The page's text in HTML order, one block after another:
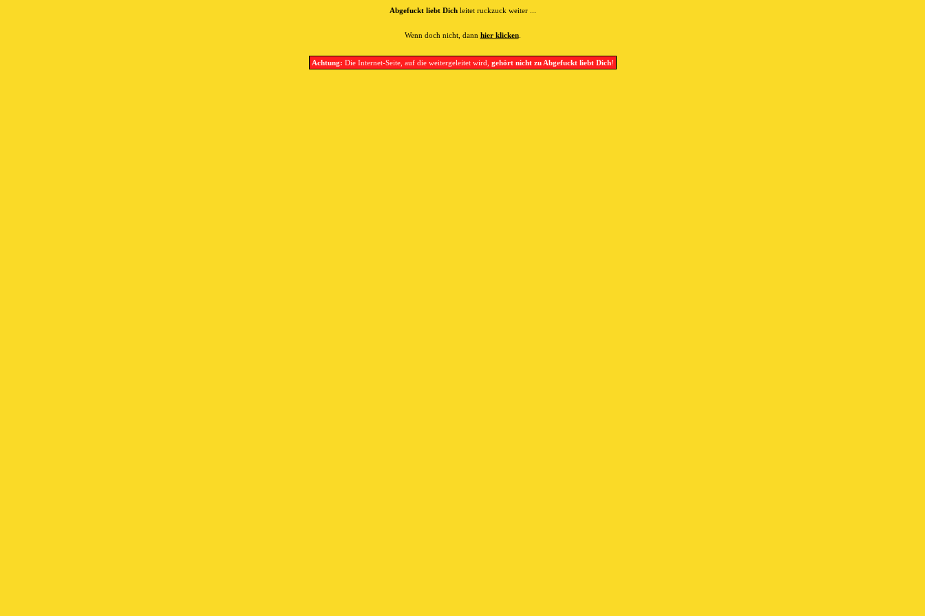
Abgefuckt liebt Dichleitet ruckzuck weiter ...
Wenn doch nicht, dann hier klicken.
Achtung: Die Internet-Seite, auf die weitergeleitet wird, gehört nicht zu Abgefuckt liebt Dich!